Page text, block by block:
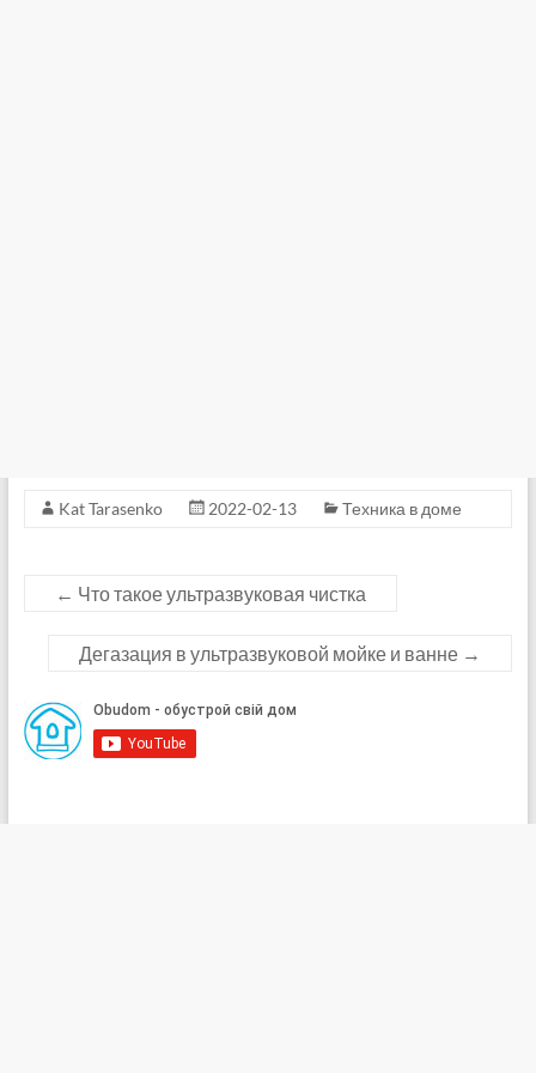
Kat Tarasenko 2022-02-13 Техника в доме
← Что такое ультразвуковая чистка
Дегазация в ультразвуковой мойке и ванне →